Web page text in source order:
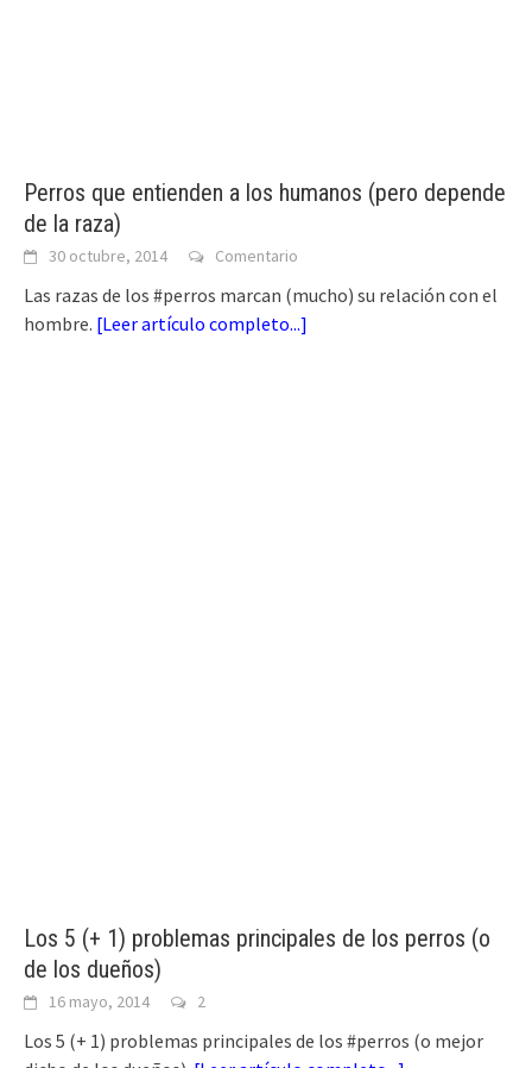
Perros que entienden a los humanos (pero depende
de la raza)
30 octubre, 2014 Comentario
Las razas de los #perros marcan (mucho) su relación con el
hombre. [Leer artículo completo...]
Los 5 (+ 1) problemas principales de los perros (o
de los dueños)
16 mayo, 2014 2
Los 5 (+ 1) problemas principales de los #perros (o mejor